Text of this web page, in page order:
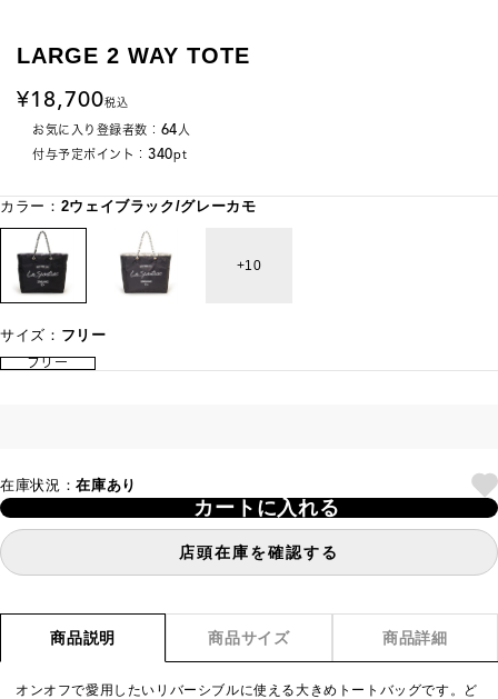
LARGE 2 WAY TOTE
18,700税込
お気に入り登録者数： 64人
付与予定ポイント： 340pt
カラー： 2ウェイブラック/グレーカモ
10
サイズ： フリー
フリー
在庫状況：在庫あり
カートに入れる
店頭在庫を確認する
商品説明 商品サイズ 商品詳細
オンオフで愛用したいリバーシブルに使える大きめトートバッグです。ど